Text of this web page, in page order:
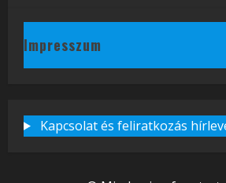
Impresszum
Kapcsolat és feliratkozás